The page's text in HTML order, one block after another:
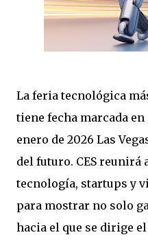
La feria tecnológica
tiene fecha marcada
enero de 2026 Las
del futuro. CES reunirá
tecnología, startups y
para mostrar no solo
hacia el que se dirige